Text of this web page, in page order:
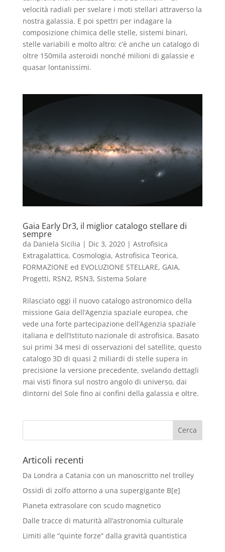
velocità radiali per svelare i moti stellari attraverso la
nostra galassia. E poi spettri per indagare la
composizione chimica delle stelle, sistemi binari,
stelle variabili e molto altro: c’è anche un catalogo di
oltre 150mila asteroidi nonché milioni di galassie e
quasar lontanissimi.
Gaia Early Dr3, il miglior catalogo stellare di
sempre
da Daniela Sicilia | Dic 3, 2020| Astrofisica
Extragalattica, Cosmologia, Astrofisica Teorica,
FORMAZIONE ed EVOLUZIONE STELLARE, GAIA,
Progetti, RSN2, RSN3, Sistema Solare
Rilasciato oggi il nuovo catalogo astronomico della
missione Gaia dell’Agenzia spaziale europea, che
vede una forte partecipazione dell’Agenzia spaziale
italiana e dell’Istituto nazionale di astrofisica. Basato
sui primi 34 mesi di osservazioni del satellite, questo
catalogo 3D di quasi 2 miliardi di stelle supera in
precisione la versione precedente, svelando dettagli
mai visti finora sul nostro angolo di universo, dai
dintorni del Sole fino ai confini della galassia e oltre.
Articoli recenti
Da Londra a Catania con un manoscritto nel trolley
Ossidi di zolfo attorno a una supergigante B[e]
Pianeta extrasolare con scudo magnetico
Dalle tracce di maturità all’astronomia culturale
Limiti alle “quinte forze” dalla gravità quantistica